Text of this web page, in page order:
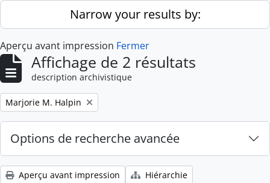
Skip to main contentNarrow your results by:
Aperçu avant impression Fermer
Affichage de 2 résultats
description archivistique
Remove filter:
Marjorie M. Halpin
Options de recherche avancée
Aperçu avant impression
Hiérarchie